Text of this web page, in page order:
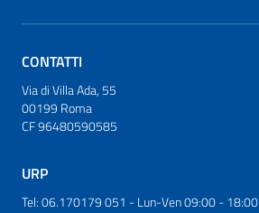
CONTATTI
Via di Villa Ada, 55
00199 Roma
CF 96480590585
URP
Tel: 06.170179 051 - Lun-Ven 09:00 - 18:00